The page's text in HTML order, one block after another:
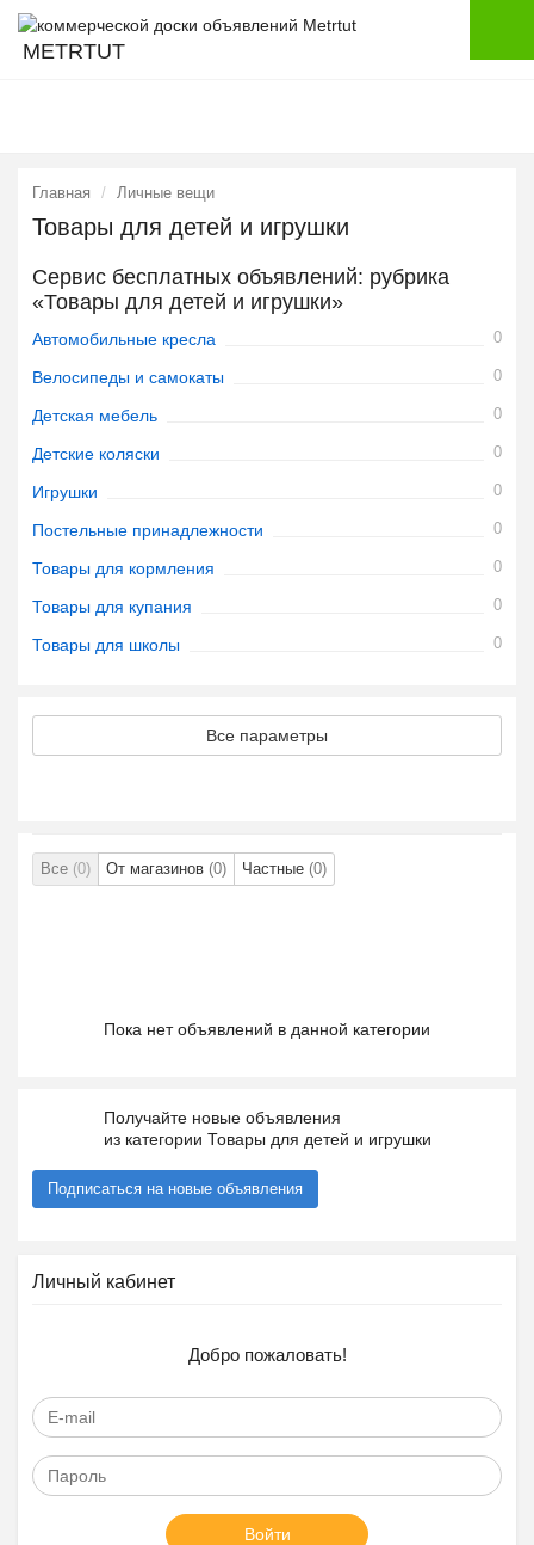
METRTUT
Главная Личные вещи
Товары для детей и игрушки
Сервис бесплатных объявлений: рубрика
«Товары для детей и игрушки»
Автомобильные кресла 0
Велосипеды и самокаты 0
Детская мебель 0
Детские коляски 0
Игрушки 0
Постельные принадлежности 0
Товары для кормления 0
Товары для купания 0
Товары для школы 0
Все параметры
Все (0) От магазинов (0) Частные (0)
Пока нет объявлений в данной категории
Получайте новые объявления
из категории Товары для детей и игрушки
Подписаться на новые объявления
Личный кабинет
Добро пожаловать!
Войти